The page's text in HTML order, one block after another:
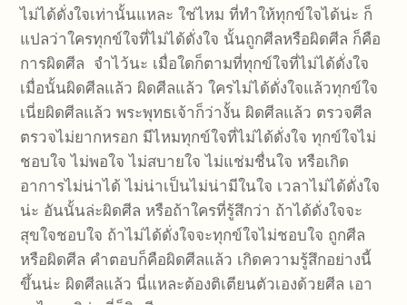
ไม่ได้ดั่งใจเท่านั้นแหละ ใช่ไหม ที่ทำให้ทุกข์ใจได้น่ะ ก็
แปลว่าใครทุกข์ใจที่ไม่ได้ดั่งใจ นั้นถูกศีลหรือผิดศีล ก็คือ
การผิดศีล จำไว้นะ เมื่อใดก็ตามที่ทุกข์ใจที่ไม่ได้ดั่งใจ
เมื่อนั้นผิดศีลแล้ว ผิดศีลแล้ว ใครไม่ได้ดั่งใจแล้วทุกข์ใจ
เนี่ยผิดศีลแล้ว พระพุทธเจ้าก็ว่างั้น ผิดศีลแล้ว ตรวจศีล
ตรวจไม่ยากหรอก มีไหมทุกข์ใจที่ไม่ได้ดั่งใจ ทุกข์ใจไม่
ชอบใจ ไม่พอใจ ไม่สบายใจ ไม่แช่มชื่นใจ หรือเกิด
อาการไม่น่าได้ ไม่น่าเป็นไม่น่ามีในใจ เวลาไม่ได้ดั่งใจ
น่ะ อันนั้นล่ะผิดศีล หรือถ้าใครที่รู้สึกว่า ถ้าได้ดั่งใจจะ
สุขใจชอบใจ ถ้าไม่ได้ดั่งใจจะทุกข์ใจไม่ชอบใจ ถูกศีล
หรือผิดศีล คำตอบก็คือผิดศีลแล้ว เกิดความรู้สึกอย่างนี้
ขึ้นน่ะ ผิดศีลแล้ว นี่แหละต้องติเตียนตัวเองด้วยศีล เอา